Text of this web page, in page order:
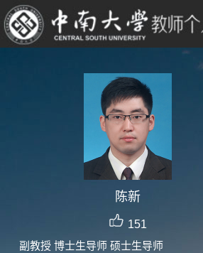
陈新
151
副教授 博士生导师 硕士生导师